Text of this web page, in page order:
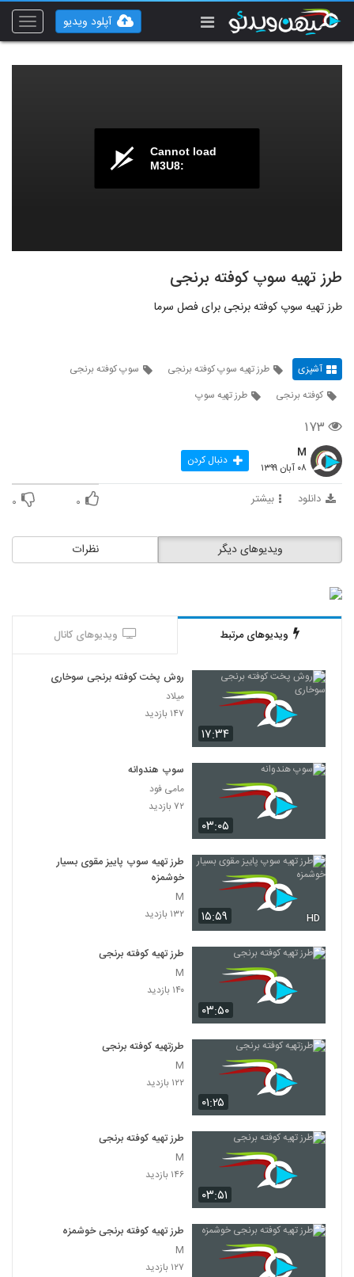
Toggle
آپلود ویدیو
Cannot load
M3U8:
طرز تهیه سوپ کوفته برنجی
طرز تهیه سوپ کوفته برنجی برای فصل سرما
آشپزی طرز تهیه سوپ کوفته برنجی
سوپ کوفته برنجی
کوفته برنجی
طرز تهیه سوپ
۱۷۳
M
۰۸ آبان ۱۳۹۹ دنبال کردن
دانلود بیشتر ۰ ۰
نظرات ویدیوهای دیگر
ویدیوهای مرتبط ویدیوهای کانال
۱۷:۳۴
روش پخت کوفته برنجی سوخاری
میلاد
۱۴۷ بازدید
۰۳:۰۵
سوپ هندوانه
مامی فود
۷۲ بازدید
۱۵:۵۹ HD
طرز تهیه سوپ پاییز مقوی بسیار
خوشمزه
M
۱۳۲ بازدید
۰۳:۵۰
طرز تهیه کوفته برنجی
M
۱۴۰ بازدید
۰۱:۲۵
طرزتهیه کوفته برنجی
M
۱۲۲ بازدید
۰۳:۵۱
طرز تهیه کوفته برنجی
M
۱۴۶ بازدید
طرز تهیه کوفته برنجی خوشمزه
M
۱۲۷ بازدید